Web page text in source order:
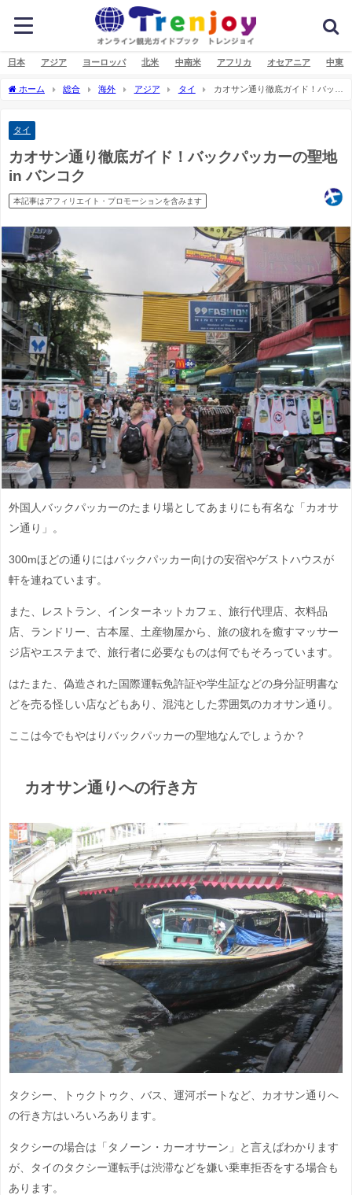
日本 アジア ヨーロッパ 北米 中南米 アフリカ オセアニア 中東
ホーム 総合 海外 アジア タイ
カオサン通り徹底ガイド！バック
タイ
カオサン通り徹底ガイド！バックパッカーの聖地
in バンコク
本記事はアフィリエイト・プロモーションを含みます
外国人バックパッカーのたまり場としてあまりにも有名な「カオサ
ン通り」。
300mほどの通りにはバックパッカー向けの安宿やゲストハウスが
軒を連ねています。
また、レストラン、インターネットカフェ、旅行代理店、衣料品
店、ランドリー、古本屋、土産物屋から、旅の疲れを癒すマッサー
ジ店やエステまで、旅行者に必要なものは何でもそろっています。
はたまた、偽造された国際運転免許証や学生証などの身分証明書な
どを売る怪しい店などもあり、混沌とした雰囲気のカオサン通り。
ここは今でもやはりバックパッカーの聖地なんでしょうか？
カオサン通りへの行き方
タクシー、トゥクトゥク、バス、運河ボートなど、カオサン通りへ
の行き方はいろいろあります。
タクシーの場合は「タノーン・カーオサーン」と言えばわかります
が、タイのタクシー運転手は渋滞などを嫌い乗車拒否をする場合も
あります。